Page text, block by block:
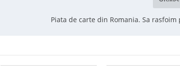
Piata de carte din Romania. Sa rasfoim